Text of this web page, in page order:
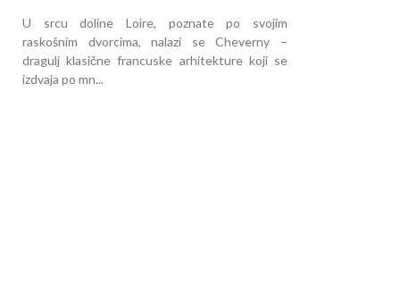
U srcu doline Loire, poznate po svojim
raskošnim dvorcima, nalazi se Cheverny –
dragulj klasične francuske arhitekture koji se
izdvaja po mn...